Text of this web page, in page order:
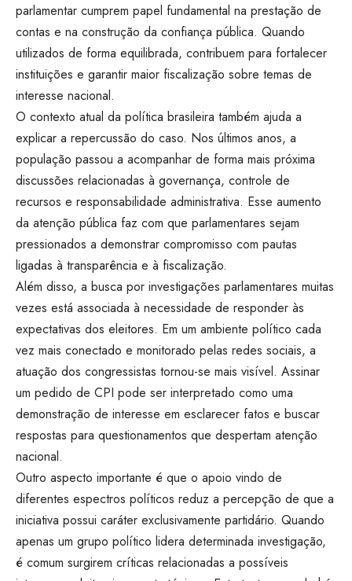
parlamentar cumprem papel fundamental na prestação de
contas e na construção da confiança pública. Quando
utilizados de forma equilibrada, contribuem para fortalecer
instituições e garantir maior fiscalização sobre temas de
interesse nacional.
O contexto atual da política brasileira também ajuda a
explicar a repercussão do caso. Nos últimos anos, a
população passou a acompanhar de forma mais próxima
discussões relacionadas à governança, controle de
recursos e responsabilidade administrativa. Esse aumento
da atenção pública faz com que parlamentares sejam
pressionados a demonstrar compromisso com pautas
ligadas à transparência e à fiscalização.
Além disso, a busca por investigações parlamentares muitas
vezes está associada à necessidade de responder às
expectativas dos eleitores. Em um ambiente político cada
vez mais conectado e monitorado pelas redes sociais, a
atuação dos congressistas tornou-se mais visível. Assinar
um pedido de CPI pode ser interpretado como uma
demonstração de interesse em esclarecer fatos e buscar
respostas para questionamentos que despertam atenção
nacional.
Outro aspecto importante é que o apoio vindo de
diferentes espectros políticos reduz a percepção de que a
iniciativa possui caráter exclusivamente partidário. Quando
apenas um grupo político lidera determinada investigação,
é comum surgirem críticas relacionadas a possíveis